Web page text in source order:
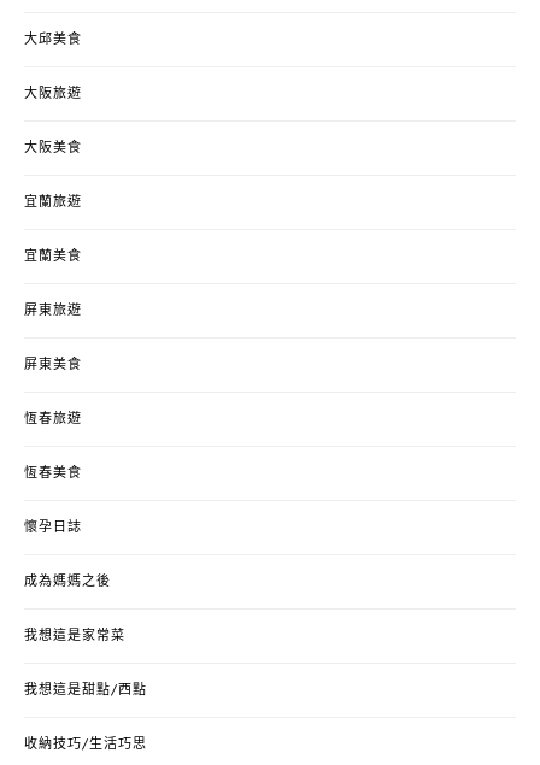
大邱美食
大阪旅遊
大阪美食
宜蘭旅遊
宜蘭美食
屏東旅遊
屏東美食
恆春旅遊
恆春美食
懷孕日誌
成為媽媽之後
我想這是家常菜
我想這是甜點/西點
收納技巧/生活巧思